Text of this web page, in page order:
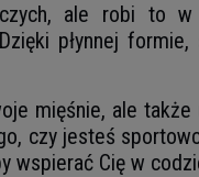
ale robi to
płynnej formie,
mięśnie, ale także
czy jesteś
Cię w